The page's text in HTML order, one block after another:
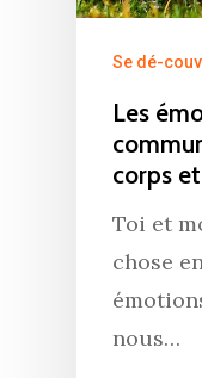
Se dé-
Les
corps
Toi et
chose
nous…